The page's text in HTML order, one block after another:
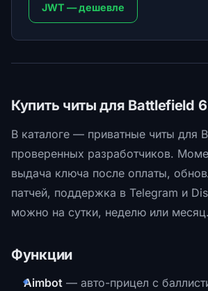
JWT — дешевле
Купить читы для Battlefield
В каталоге — приватные читы для
проверенных разработчиков.
выдача ключа после оплаты,
патчей, поддержка в Telegram и
можно на сутки, неделю или месяц.
Функции
Aimbot — авто-прицел с